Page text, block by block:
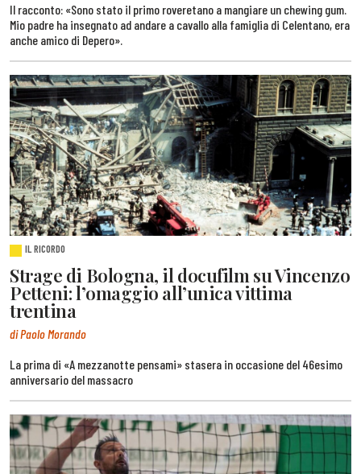
Il racconto: «Sono stato il primo roveretano a mangiare un chewing gum.
Mio padre ha insegnato ad andare a cavallo alla famiglia di Celentano, era
anche amico di Depero».
IL RICORDO
Strage di Bologna, il docufilm su Vincenzo
Petteni: l’omaggio all’unica vittima
trentina
di Paolo Morando
La prima di «A mezzanotte pensami» stasera in occasione del 46esimo
anniversario del massacro